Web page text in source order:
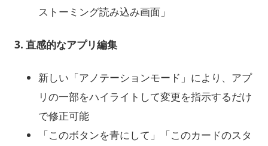
ストーミング読み込み画面」
3. 直感的なアプリ編集
新しい「アノテーションモード」により、アプ
リの一部をハイライトして変更を指示するだけ
で修正可能
「このボタンを青にして」「このカードのスタ